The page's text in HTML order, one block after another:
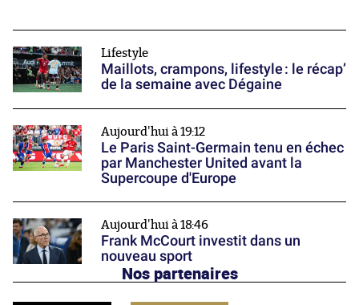
Lifestyle
Maillots, crampons, lifestyle : le récap’
de la semaine avec Dégaine
Aujourd'hui à 19:12
Le Paris Saint-Germain tenu en échec
par Manchester United avant la
Supercoupe d'Europe
Aujourd'hui à 18:46
Frank McCourt investit dans un
nouveau sport
Nos partenaires